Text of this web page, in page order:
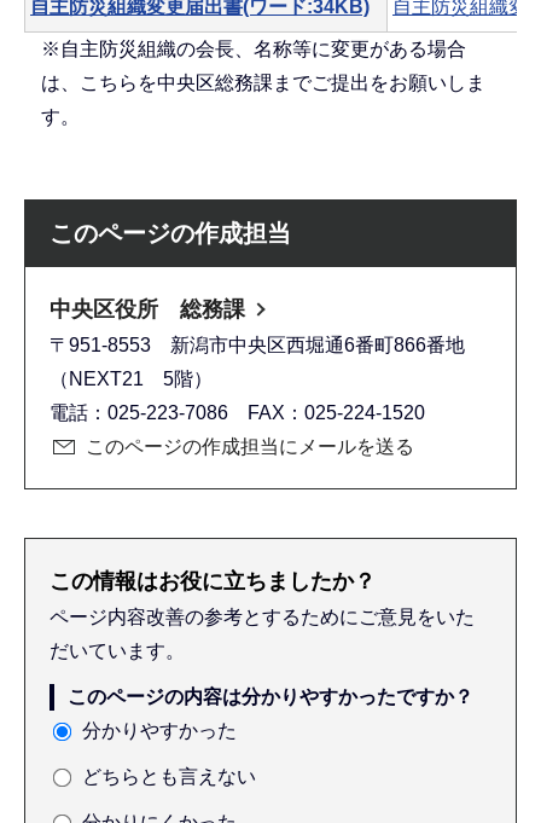
自主防災組織変更届出書(ワード:34KB) 自主防災組織変
※自主防災組織の会長、名称等に変更がある場合
は、こちらを中央区総務課までご提出をお願いしま
す。
このページの作成担当
中央区役所 総務課
〒951-8553 新潟市中央区西堀通6番町866番地
（NEXT21 5階）
電話：025-223-7086 FAX：025-224-1520
このページの作成担当にメールを送る
この情報はお役に立ちましたか？
ページ内容改善の参考とするためにご意見をいた
だいています。
このページの内容は分かりやすかったですか？
分かりやすかった
どちらとも言えない